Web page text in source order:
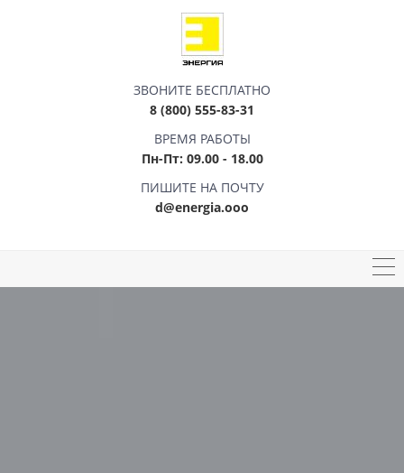
ЗВОНИТЕ БЕСПЛАТНО
8 (800) 555-83-31
ВРЕМЯ РАБОТЫ
Пн-Пт: 09.00 - 18.00
ПИШИТЕ НА ПОЧТУ
d@energia.ooo